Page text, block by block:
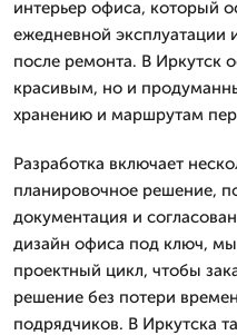
интерьер офиса, который
ежедневной эксплуатации
после ремонта. В Иркутск
красивым, но и
хранению и маршрутам
Разработка включает
планировочное решение,
документация и
дизайн офиса под ключ,
проектный цикл, чтобы
решение без потери
подрядчиков. В Иркутска